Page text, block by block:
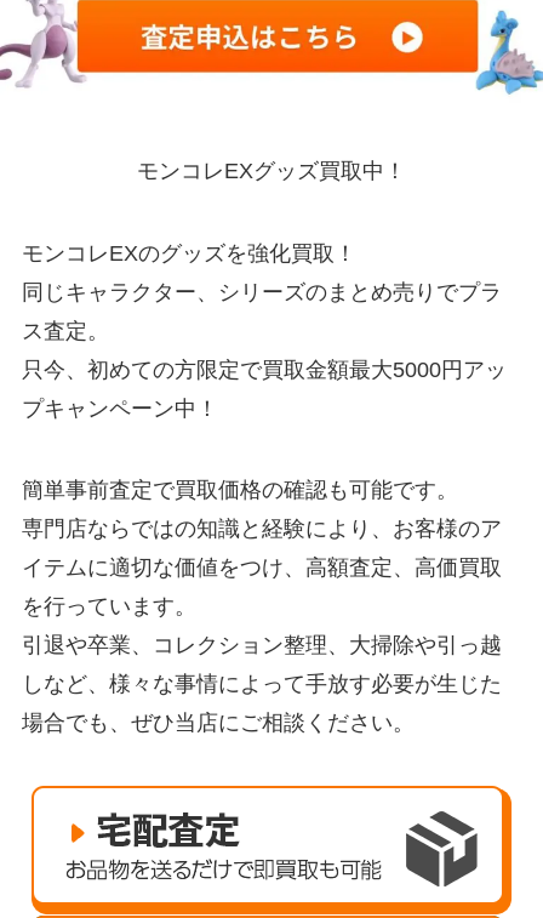
モンコレEXグッズ買取中！
モンコレEXのグッズを強化買取！
同じキャラクター、シリーズのまとめ売りでプラ
ス査定。
只今、初めての方限定で買取金額最大5000円アッ
プキャンペーン中！
簡単事前査定で買取価格の確認も可能です。
専門店ならではの知識と経験により、お客様のア
イテムに適切な価値をつけ、高額査定、高価買取
を行っています。
引退や卒業、コレクション整理、大掃除や引っ越
しなど、様々な事情によって手放す必要が生じた
場合でも、ぜひ当店にご相談ください。